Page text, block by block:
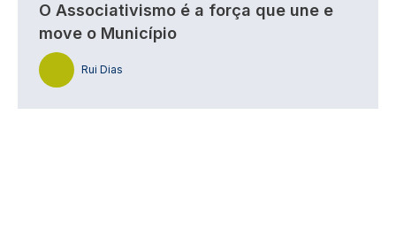
O Associativismo é a força que une e
move o Município
Rui Dias